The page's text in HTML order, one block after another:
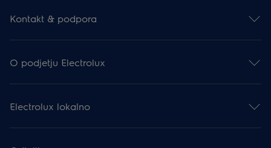
Kontakt & podpora
Prijava na e-novice
Facebook
Instagram
Podpora
Navodila za uporabo
O podjetju Electrolux
Mediji & Novice
Finančne informacije
Trajnostni razvoj
Electrolux lokalno